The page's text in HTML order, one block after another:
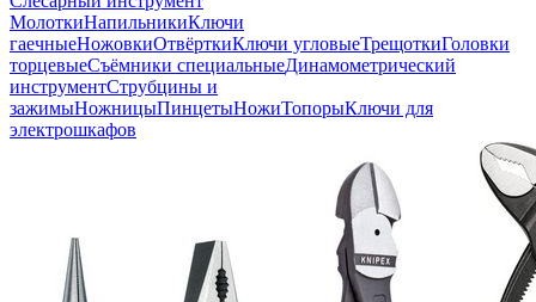
МолоткиНапильникиКлючи
гаечныеНожовкиОтвёрткиКлючи угловыеТрещоткиГоловки
торцевыеСъёмники специальныеДинамометрический
инструментСтрубцины и
зажимыНожницыПинцетыНожиТопорыКлючи для
электрошкафов